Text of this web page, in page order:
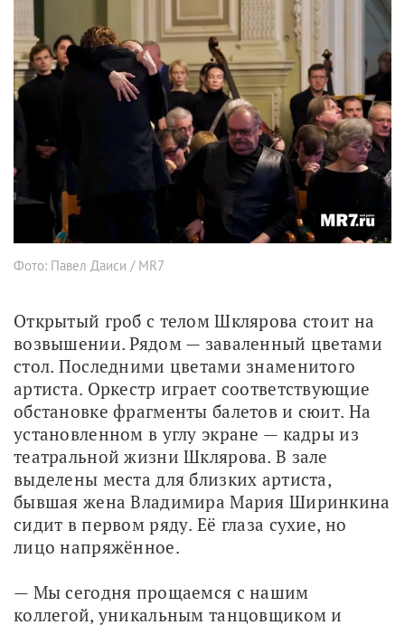
Фото: Павел Даиси / MR7
Открытый гроб с телом Шклярова стоит на
возвышении. Рядом — заваленный цветами
стол. Последними цветами знаменитого
артиста. Оркестр играет соответствующие
обстановке фрагменты балетов и сюит. На
установленном в углу экране — кадры из
театральной жизни Шклярова. В зале
выделены места для близких артиста,
бывшая жена Владимира Мария Ширинкина
сидит в первом ряду. Её глаза сухие, но
лицо напряжённое.
— Мы сегодня прощаемся с нашим
коллегой, уникальным танцовщиком и